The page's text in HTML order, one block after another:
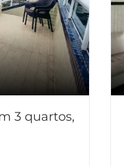
3 quartos,